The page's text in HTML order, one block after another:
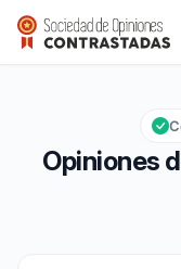
La Rueda Natural
Calificación global: 9,7
9,7/10
Opiniones